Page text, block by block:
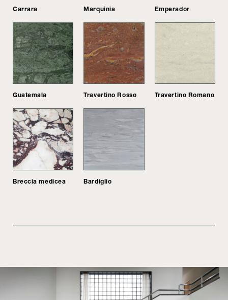
Carrara Marquinia Emperador
Guatemala Travertino Rosso Travertino Romano
Breccia medicea Bardiglio